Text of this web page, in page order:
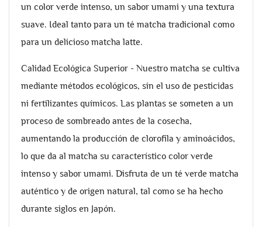
un color verde intenso, un sabor umami y una textura
suave. Ideal tanto para un té matcha tradicional como
para un delicioso matcha latte.
Calidad Ecológica Superior - Nuestro matcha se cultiva
mediante métodos ecológicos, sin el uso de pesticidas
ni fertilizantes químicos. Las plantas se someten a un
proceso de sombreado antes de la cosecha,
aumentando la producción de clorofila y aminoácidos,
lo que da al matcha su característico color verde
intenso y sabor umami. Disfruta de un té verde matcha
auténtico y de origen natural, tal como se ha hecho
durante siglos en Japón.